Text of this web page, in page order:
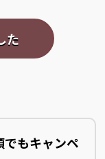
もキャンペ